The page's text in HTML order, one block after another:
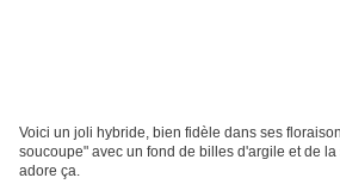
Voici un joli hybride, bien fidèle dans ses
soucoupe" avec un fond de billes d'argile et de la
adore ça.